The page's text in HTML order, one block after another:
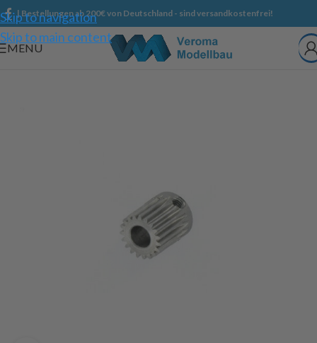
Skip to navigation
Skip to main content
| Bestellungen ab 200€ von Deutschland - sind versandkostenfrei!
MENU